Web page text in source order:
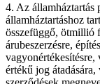
4. Az államháztartás
államháztartáshoz
összefüggő, ötmillió
árubeszerzésre,
értékű jog